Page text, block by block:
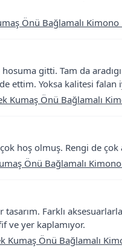
Önü Bağlamalı Kimono
gitti. Tam da
ettim. Yoksa kalitesi falan
Kumaş Önü Bağlamalı
hoş olmuş. Rengi de
Önü Bağlamalı
tasarım. Farklı
ve yer kaplamıyor.
Kumaş Önü Bağlamalı